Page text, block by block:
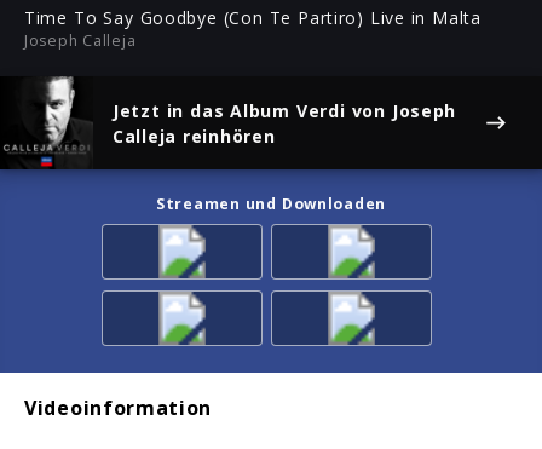
Time To Say Goodbye (Con Te Partiro) Live in Malta
Joseph Calleja
Jetzt in das Album Verdi von Joseph
Calleja reinhören
Streamen und Downloaden
Videoinformation